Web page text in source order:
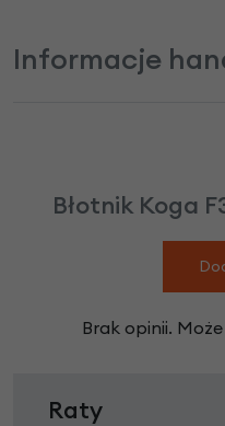
Informacje
Błotnik Koga
Brak opinii.
Raty